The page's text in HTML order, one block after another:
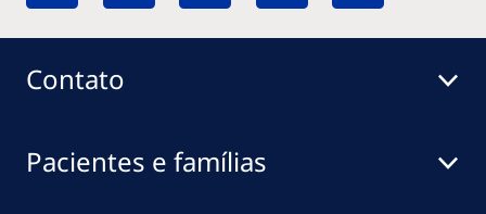
Pacientes e famílias
Contato